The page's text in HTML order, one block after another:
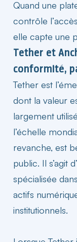
Quand une
contrôle l’accès
elle capte une
Tether et
conformité,
Tether est
dont la valeur
largement
l’échelle
revanche, est
public. Il s’agit
spécialisée
actifs
institutionnels.